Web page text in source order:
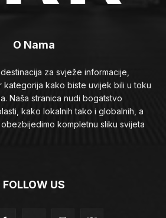
O Nama
za svježe informacije,
kategorija kako biste uvijek bili u toku
Naša stranica nudi bogatstvo
kako lokalnih tako i globalnih, a
kompletnu sliku svijeta
FOLLOW US